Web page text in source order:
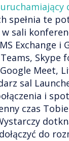
uruchamiający
spełnia te
w sali
Exchange i
Skype
Meet,
sal
i
czas
do